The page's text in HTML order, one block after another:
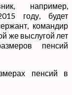
например,
году, будет
командир
же выслугой лет
пенсий
пенсий в